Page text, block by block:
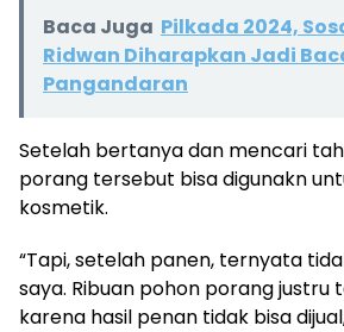
Baca Juga Pilkada 2024,
Ridwan Diharapkan Jadi
Pangandaran
Setelah bertanya dan mencari
porang tersebut bisa digunakn
kosmetik.
“Tapi, setelah panen, ternyata
saya. Ribuan pohon porang justru
karena hasil penan tidak bisa